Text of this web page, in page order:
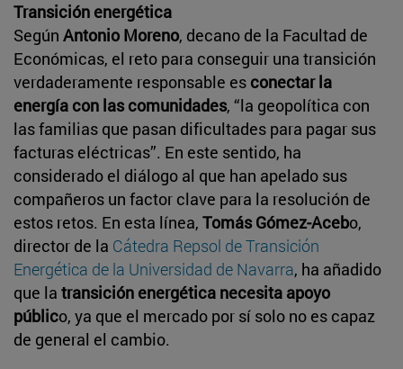
Transición energética
Según Antonio Moreno, decano de la Facultad de
Económicas, el reto para conseguir una transición
verdaderamente responsable es conectar la
energía con las comunidades, “la geopolítica con
las familias que pasan dificultades para pagar sus
facturas eléctricas”. En este sentido, ha
considerado el diálogo al que han apelado sus
compañeros un factor clave para la resolución de
estos retos. En esta línea, Tomás Gómez-Acebo,
director de la Cátedra Repsol de Transición
Energética de la Universidad de Navarra, ha añadido
que la transición energética necesita apoyo
público, ya que el mercado por sí solo no es capaz
de general el cambio.